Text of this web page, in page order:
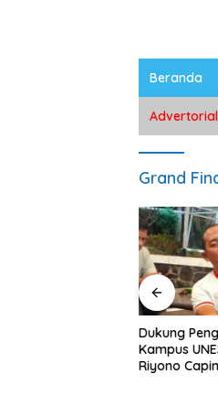
Beranda
Advertorial
Grand
Dukung
Kampus
Riyono